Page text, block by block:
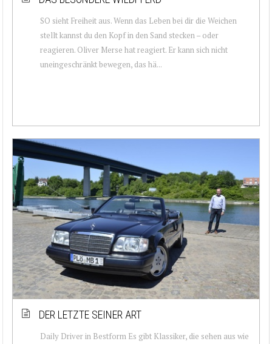
SO sieht Freiheit aus. Wenn das Leben bei dir die Weichen
stellt kannst du den Kopf in den Sand stecken – oder
reagieren. Oliver Merse hat reagiert. Er kann sich nicht
uneingeschränkt bewegen, das hä...
DER LETZTE SEINER ART
Daily Driver in Bestform Es gibt Klassiker, die sehen aus wie